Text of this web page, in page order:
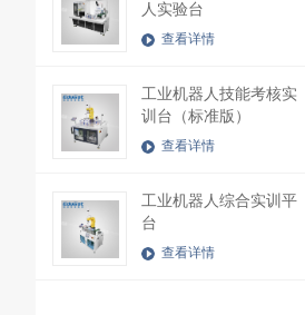
人实验台
查看详情
工业机器人技能考核实
训台（标准版）
查看详情
工业机器人综合实训平
台
查看详情